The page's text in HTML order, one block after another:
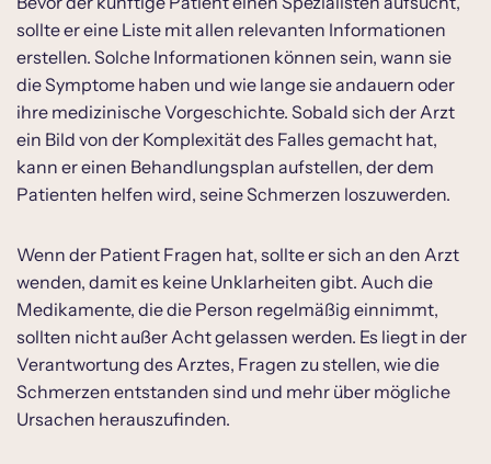
sollte er eine Liste mit allen relevanten Informationen
erstellen. Solche Informationen können sein, wann sie
die Symptome haben und wie lange sie andauern oder
ihre medizinische Vorgeschichte. Sobald sich der Arzt
ein Bild von der Komplexität des Falles gemacht hat,
kann er einen Behandlungsplan aufstellen, der dem
Patienten helfen wird, seine Schmerzen loszuwerden.
Wenn der Patient Fragen hat, sollte er sich an den Arzt
wenden, damit es keine Unklarheiten gibt. Auch die
Medikamente, die die Person regelmäßig einnimmt,
sollten nicht außer Acht gelassen werden. Es liegt in der
Verantwortung des Arztes, Fragen zu stellen, wie die
Schmerzen entstanden sind und mehr über mögliche
Ursachen herauszufinden.